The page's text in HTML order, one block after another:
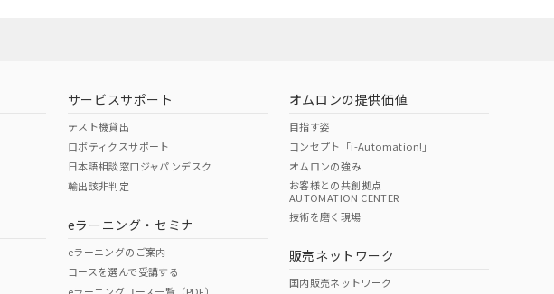
サービスサポート
テスト機貸出
ロボティクスサポート
日本語相談窓口ジャパンデスク
輸出該非判定
eラーニング・セミナ
eラーニングのご案内
コースを選んで受講する
eラーニングコース一覧（PDF）
オムロンの提供価値
目指す姿
コンセプト「i-Automation!」
オムロンの強み
お客様との共創拠点
AUTOMATION CENTER
技術を磨く現場
販売ネットワーク
国内販売ネットワーク